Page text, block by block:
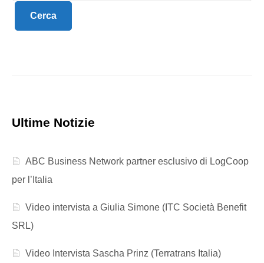
Cerca
Ultime Notizie
ABC Business Network partner esclusivo di LogCoop
per l’Italia
Video intervista a Giulia Simone (ITC Società Benefit
SRL)
Video Intervista Sascha Prinz (Terratrans Italia)